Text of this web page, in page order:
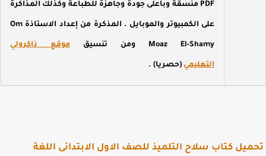
PDF منسقة وبأعلى جودة وجاهزة للطباعة وكذلك المذاكرة
على الكمبيوتر والموبايل . المذكرة من إعداد الاستاذة Om
Moaz El-Shamyومن تنسيق موقع ذاكرولي
التعليمي(حصريا) .
كتاب سلاح التلميذ للصف الاول الابتدائى اللغة